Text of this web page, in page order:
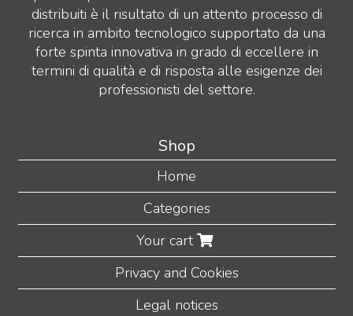
distribuiti è il risultato di un attento processo di
ricerca in ambito tecnologico supportato da una
forte spinta innovativa in grado di eccellere in
termini di qualità e di risposta alle esigenze dei
professionisti del settore.
Shop
Home
Categories
Your cart
Privacy and Cookies
Legal notices